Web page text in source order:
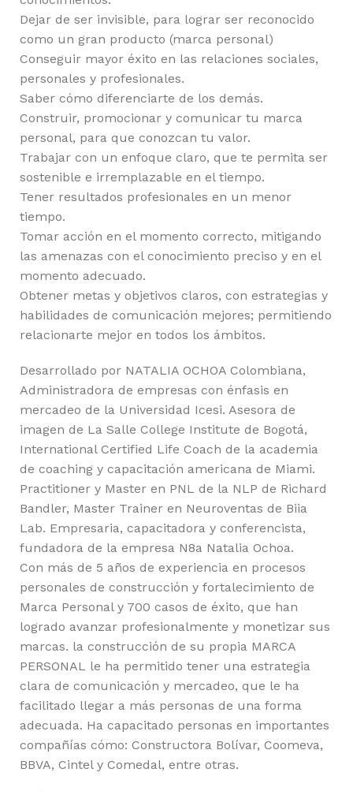
Dejar de ser invisible, para lograr ser reconocido
como un gran producto (marca personal)
Conseguir mayor éxito en las relaciones sociales,
personales y profesionales.
Saber cómo diferenciarte de los demás.
Construir, promocionar y comunicar tu marca
personal, para que conozcan tu valor.
Trabajar con un enfoque claro, que te permita ser
sostenible e irremplazable en el tiempo.
Tener resultados profesionales en un menor
tiempo.
Tomar acción en el momento correcto, mitigando
las amenazas con el conocimiento preciso y en el
momento adecuado.
Obtener metas y objetivos claros, con estrategias y
habilidades de comunicación mejores; permitiendo
relacionarte mejor en todos los ámbitos.
Desarrollado por NATALIA OCHOA Colombiana,
Administradora de empresas con énfasis en
mercadeo de la Universidad Icesi. Asesora de
imagen de La Salle College Institute de Bogotá,
International Certified Life Coach de la academia
de coaching y capacitación americana de Miami.
Practitioner y Master en PNL de la NLP de Richard
Bandler, Master Trainer en Neuroventas de Biia
Lab. Empresaria, capacitadora y conferencista,
fundadora de la empresa N8a Natalia Ochoa.
Con más de 5 años de experiencia en procesos
personales de construcción y fortalecimiento de
Marca Personal y 700 casos de éxito, que han
logrado avanzar profesionalmente y monetizar sus
marcas. la construcción de su propia MARCA
PERSONAL le ha permitido tener una estrategia
clara de comunicación y mercadeo, que le ha
facilitado llegar a más personas de una forma
adecuada. Ha capacitado personas en importantes
compañías cómo: Constructora Bolívar, Coomeva,
BBVA, Cintel y Comedal, entre otras.